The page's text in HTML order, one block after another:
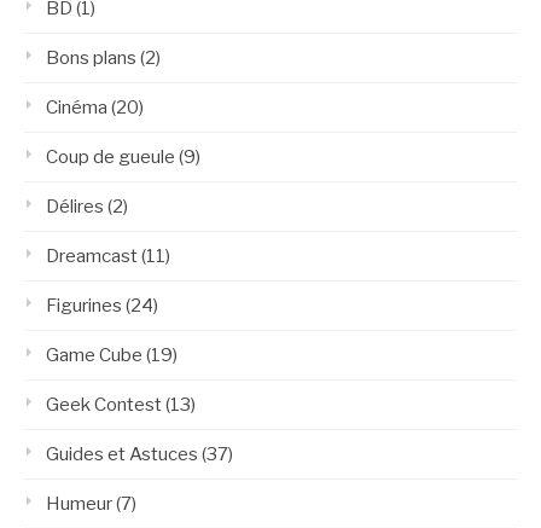
BD (1)
Bons plans (2)
Cinéma (20)
Coup de gueule (9)
Délires (2)
Dreamcast(11)
Figurines (24)
Game Cube (19)
Geek Contest(13)
Guides et Astuces (37)
Humeur(7)